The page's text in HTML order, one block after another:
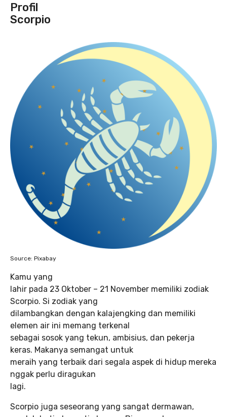
Profil
Scorpio
Source: Pixabay
Kamu yang
lahir pada 23 Oktober – 21 November memiliki zodiak
Scorpio. Si zodiak yang
dilambangkan dengan kalajengking dan memiliki
elemen air ini memang terkenal
sebagai sosok yang tekun, ambisius, dan pekerja
keras. Makanya semangat untuk
meraih yang terbaik dari segala aspek di hidup mereka
nggak perlu diragukan
lagi.
Scorpio juga seseorang yang sangat dermawan,